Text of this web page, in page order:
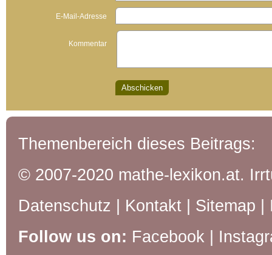
E-Mail-Adresse
Kommentar
Themenbereich dieses Beitrags:
© 2007-2020 mathe-lexikon.at.
Datenschutz
Kontakt Sitemap
Follow us on: Facebook